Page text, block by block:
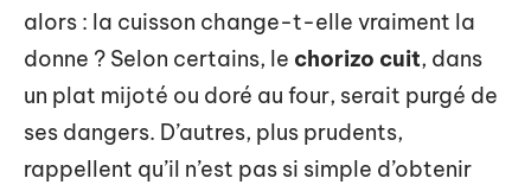
alors : la cuisson change-t-elle vraiment la
donne ? Selon certains, le chorizo cuit, dans
un plat mijoté ou doré au four, serait purgé de
ses dangers. D’autres, plus prudents,
rappellent qu’il n’est pas si simple d’obtenir